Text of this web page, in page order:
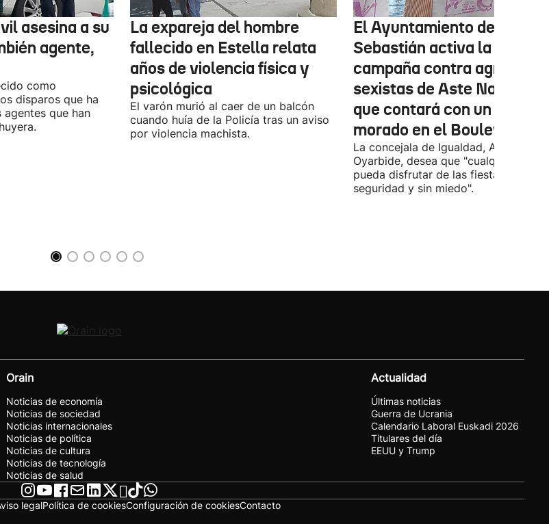
asesina a su
agente,
como
disparos que ha
que han
La expareja del hombre
fallecido en Estella relata
años de violencia física y
psicológica
El varón murió al caer de un balcón
cuando huía de la Policía tras un aviso
por violencia machista.
El Ayuntamiento de San
Sebastián activa la
campaña contra
sexistas de Aste Nagusia,
que contará con un punto
morado en el Boulevard
La concejala de Igualdad, Ane
Oyarbide, desea que "cualquier
pueda disfrutar de las fiestas con
seguridad y sin miedo".
Orain
Noticias de economía
Noticias de sociedad
Noticias internacionales
Noticias de política
Noticias de cultura
Noticias de tecnología
Noticias de salud
Actualidad
Últimas noticias
Guerra de Ucrania
Calendario Laboral Euskadi 2026
Titulares del día
EEUU y Trump
legalPolítica de cookiesConfiguración de cookiesContacto